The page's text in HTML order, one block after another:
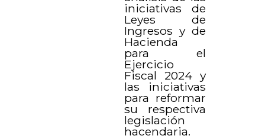
iniciativas de
Leyes de
Ingresos y de
Hacienda
para el
Ejercicio
Fiscal 2024 y
las iniciativas
para reformar
su respectiva
legislación
hacendaria.